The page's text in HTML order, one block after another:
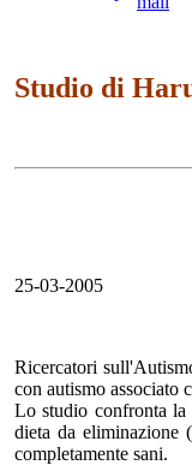
Studio di
25-03-2005
Ricercatori
con autismo associato
Lo studio confronta la
dieta da eliminazione
completamente sani.